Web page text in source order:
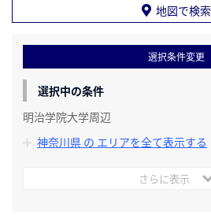
地図で検索
選択条件変更
選択中の条件
明治学院大学周辺
神奈川県 の エリアを全て表示する
さらに表示